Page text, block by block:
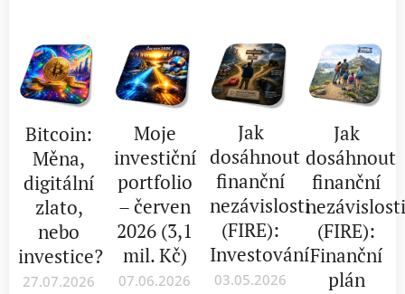
Bitcoin:
Měna,
digitální
zlato,
nebo
investice?
27.07.2026
Moje
investiční
portfolio
– červen
2026 (3,1
mil. Kč)
07.06.2026
Jak
dosáhnout
finanční
nezávislosti
(FIRE):
Investování
03.05.2026
Jak
dosáhnout
finanční
nezávislosti
(FIRE):
Finanční
plán